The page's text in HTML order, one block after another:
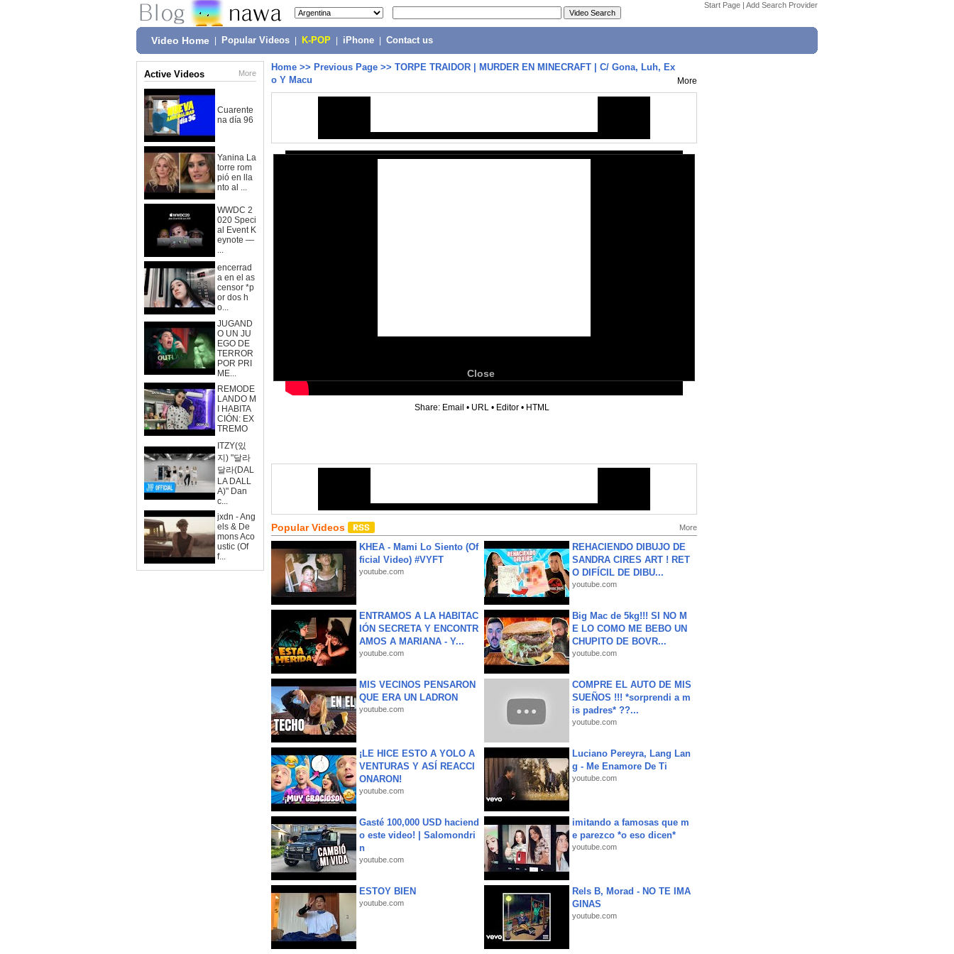
Start Page | Add Search Provider
Video Home Popular Videos K-POP iPhone Contact us
Active Videos More
Cuarente
na día 96
Yanina La
torre rom
pió en lla
nto al ...
WWDC 2
020 Speci
al Event K
eynote —
...
encerrad
a en el as
censor *p
or dos h
o...
JUGAND
O UN JU
EGO DE
TERROR
POR PRI
ME...
REMODE
LANDO M
I HABITA
CIÓN: EX
TREMO
ITZY(있
지) "달라
달라(DAL
LA DALL
A)" Dan
c...
jxdn - Ang
els & De
mons Aco
ustic (Of
f...
Home >> Previous Page >> TORPE TRAIDOR | MURDER EN MINECRAFT | C/ Gona, Luh, Ex
o Y Macu
More
Close
Share: Email • URL • Editor • HTML
Popular Videos More
KHEA - Mami Lo Siento (Of
ficial Video) #VYFT
youtube.com
REHACIENDO DIBUJO DE
SANDRA CIRES ART ! RET
O DIFÍCIL DE DIBU...
youtube.com
ENTRAMOS A LA HABITAC
IÓN SECRETA Y ENCONTR
AMOS A MARIANA - Y...
youtube.com
Big Mac de 5kg!!! SI NO M
E LO COMO ME BEBO UN
CHUPITO DE BOVR...
youtube.com
MIS VECINOS PENSARON
QUE ERA UN LADRON
youtube.com
COMPRE EL AUTO DE MIS
SUEÑOS !!! *sorprendi a m
is padres* ??...
youtube.com
¡LE HICE ESTO A YOLO A
VENTURAS Y ASÍ REACCI
ONARON!
youtube.com
Luciano Pereyra, Lang Lan
g - Me Enamore De Ti
youtube.com
Gasté 100,000 USD haciend
o este video! | Salomondri
n
youtube.com
imitando a famosas que m
e parezco *o eso dicen*
youtube.com
ESTOY BIEN
youtube.com
Rels B, Morad - NO TE IMA
GINAS
youtube.com